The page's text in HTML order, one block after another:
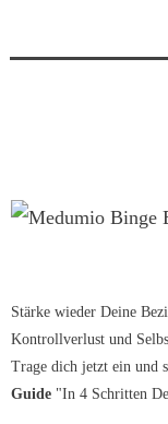
Stärke wieder Deine
Kontrollverlust und
Trage dich jetzt ein und
Guide "In 4 Schritten